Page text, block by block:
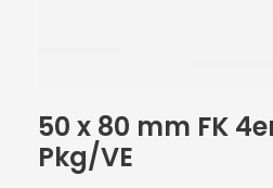
50 x 80 mm FK
Pkg/VE